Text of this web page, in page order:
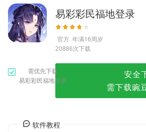
问答
易彩彩民福地登录
官方 年满16周岁
20886次下载
需优先下载
易彩彩民福地登录
安全
需下载豌
软件教程